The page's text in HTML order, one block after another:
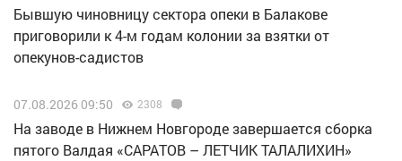
Бывшую чиновницу сектора опеки в Балакове
приговорили к 4-м годам колонии за взятки от
опекунов-садистов
07.08.2026 09:50 2308
Н️а заводе в Нижнем Новгороде завершается сборка
пятого Валдая «САРАТОВ – ЛЕТЧИК ТАЛАЛИХИН»